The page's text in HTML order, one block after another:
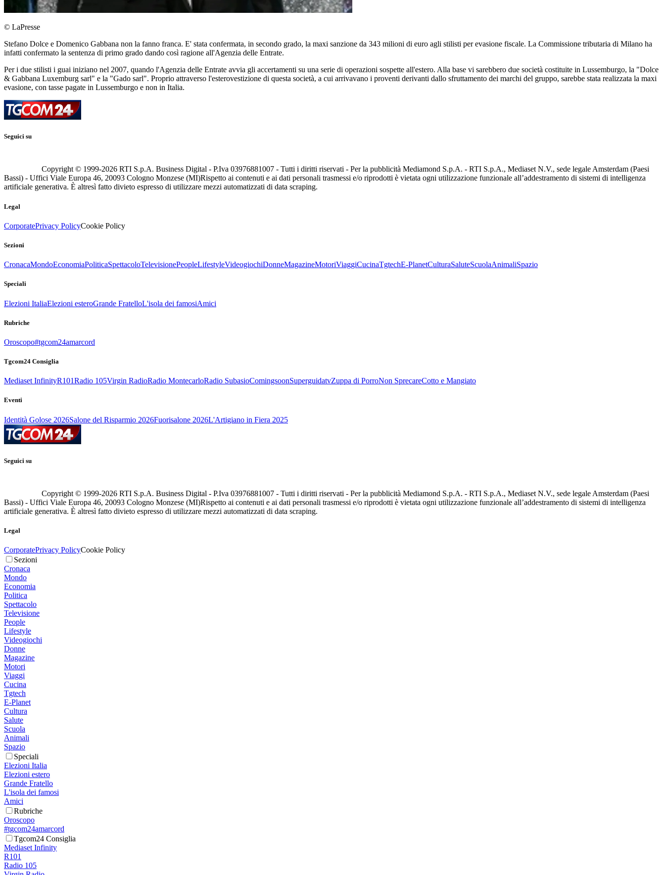
© LaPresse
Stefano Dolce e Domenico Gabbana non la fanno franca. E' stata confermata, in secondo grado, la maxi sanzione da 343 milioni di euro agli stilisti per evasione fiscale. La Commissione tributaria di Milano ha
infatti confermato la sentenza di primo grado dando così ragione all'Agenzia delle Entrate.
Per i due stilisti i guai iniziano nel 2007, quando l'Agenzia delle Entrate avvia gli accertamenti su una serie di operazioni sospette all'estero. Alla base vi sarebbero due società costituite in Lussemburgo, la "Dolce
& Gabbana Luxemburg sarl" e la "Gado sarl". Proprio attraverso l'esterovestizione di questa società, a cui arrivavano i proventi derivanti dallo sfruttamento dei marchi del gruppo, sarebbe stata realizzata la maxi
evasione, con tasse pagate in Lussemburgo e non in Italia.
Seguici su
Copyright © 1999-2026 RTI S.p.A. Business Digital - P.Iva 03976881007 - Tutti i diritti riservati - Per la pubblicità Mediamond S.p.A. - RTI S.p.A., Mediaset N.V., sede legale Amsterdam (Paesi
Bassi) - Uffici Viale Europa 46, 20093 Cologno Monzese (MI)Rispetto ai contenuti e ai dati personali trasmessi e/o riprodotti è vietata ogni utilizzazione funzionale all’addestramento di sistemi di intelligenza
artificiale generativa. È altresì fatto divieto espresso di utilizzare mezzi automatizzati di data scraping.
Legal
CorporatePrivacy PolicyCookie Policy
Sezioni
CronacaMondoEconomiaPoliticaSpettacoloTelevisionePeopleLifestyleVideogiochiDonneMagazineMotoriViaggiCucinaTgtechE-PlanetCulturaSaluteScuolaAnimaliSpazio
Speciali
Elezioni ItaliaElezioni esteroGrande FratelloL'isola dei famosiAmici
Rubriche
Oroscopo#tgcom24amarcord
Tgcom24 Consiglia
Mediaset InfinityR101Radio 105Virgin RadioRadio MontecarloRadio SubasioComingsoonSuperguidatvZuppa di PorroNon SprecareCotto e Mangiato
Eventi
Identità Golose 2026Salone del Risparmio 2026Fuorisalone 2026L'Artigiano in Fiera 2025
Seguici su
Copyright © 1999-2026 RTI S.p.A. Business Digital - P.Iva 03976881007 - Tutti i diritti riservati - Per la pubblicità Mediamond S.p.A. - RTI S.p.A., Mediaset N.V., sede legale Amsterdam (Paesi
Bassi) - Uffici Viale Europa 46, 20093 Cologno Monzese (MI)Rispetto ai contenuti e ai dati personali trasmessi e/o riprodotti è vietata ogni utilizzazione funzionale all’addestramento di sistemi di intelligenza
artificiale generativa. È altresì fatto divieto espresso di utilizzare mezzi automatizzati di data scraping.
Legal
CorporatePrivacy PolicyCookie Policy
Sezioni
Cronaca
Mondo
Economia
Politica
Spettacolo
Televisione
People
Lifestyle
Videogiochi
Donne
Magazine
Motori
Viaggi
Cucina
Tgtech
E-Planet
Cultura
Salute
Scuola
Animali
Spazio
Speciali
Elezioni Italia
Elezioni estero
Grande Fratello
L'isola dei famosi
Amici
Rubriche
Oroscopo
#tgcom24amarcord
Tgcom24 Consiglia
Mediaset Infinity
R101
Radio 105